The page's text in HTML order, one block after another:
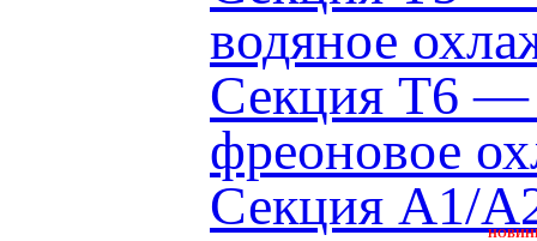
водяное
Секция Т6 —
фреоновое
Секция A1/